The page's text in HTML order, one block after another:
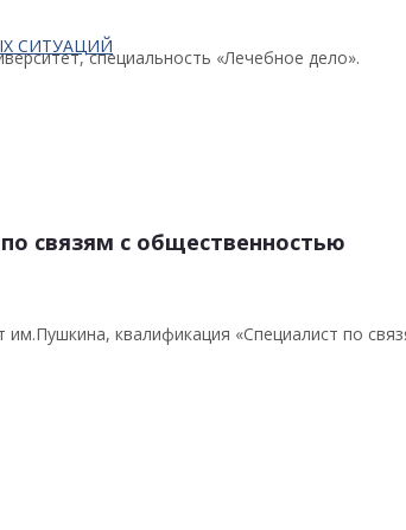
СИТУАЦИЙ
специальность «Лечебное дело».
связям с общественностью
им.Пушкина, квалификация «Специалист по